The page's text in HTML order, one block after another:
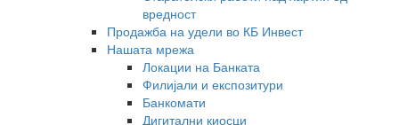
вредност
Продажба на удели во КБ Инвест
Нашата мрежа
Локации на Банката
Филијали и експозитури
Банкомати
Дигитални киосци